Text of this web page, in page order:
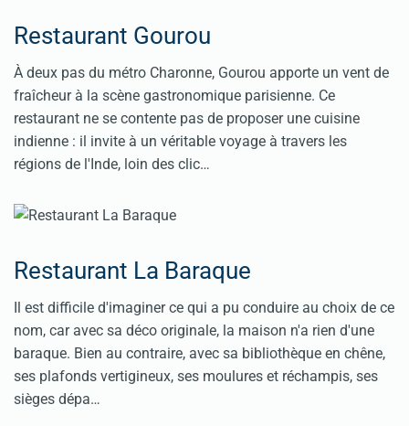
Restaurant Gourou
À deux pas du métro Charonne, Gourou apporte un vent de
fraîcheur à la scène gastronomique parisienne. Ce
restaurant ne se contente pas de proposer une cuisine
indienne : il invite à un véritable voyage à travers les
régions de l'Inde, loin des clic…
Restaurant La Baraque
Il est difficile d'imaginer ce qui a pu conduire au choix de ce
nom, car avec sa déco originale, la maison n'a rien d'une
baraque. Bien au contraire, avec sa bibliothèque en chêne,
ses plafonds vertigineux, ses moulures et réchampis, ses
sièges dépa…